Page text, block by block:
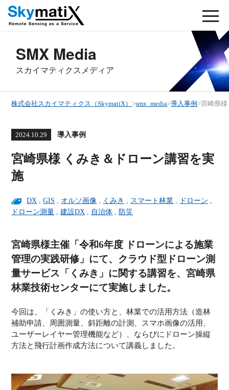
SMX Media
スカイマティクスメディア
株式会社スカイマティクス（SkymatiX）>smx_media>導入事例>宮崎県
2024.10.29 導入事例
宮崎県様 くみき＆ドローン講習を実
施
DX ,GIS , オルソ画像 , くみき , スマート林業 , ドローン ,
ドローン測量 ,建設DX , 自治体 , 防災
宮崎県様主催「令和6年度 ドローンによる施業
管理の実践研修」にて、クラウド型ドローン測
量サービス「くみき」に関する講習を、宮崎県
林業技術センターにて実施しました。
今回は、「くみき」の使い方と、林業での活用方法（造林
補助申請、周囲測量、斜距離の計測、スマホ画像の活用、
ユーザーレイヤー管理機能など）、ならびにドローン操縦
方法と飛行計画作成方法について講義しました。